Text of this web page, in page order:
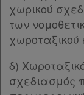
Assistant
Kodiko
Forum
χωρικού
των
χωροταξικού
δ)
σχεδιασμός